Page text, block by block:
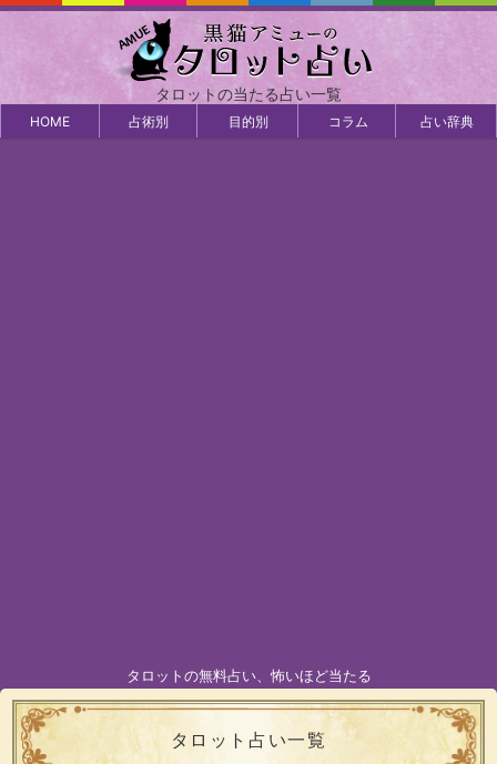
タロットの当たる占い一覧
HOME 占術別 目的別 コラム 占い辞典
タロットの無料占い、怖いほど当たる
タロット占い一覧